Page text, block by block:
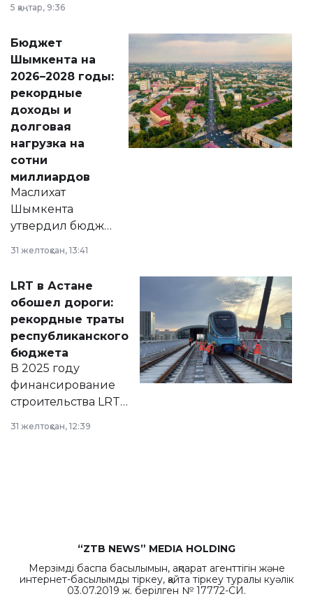
принести
народу
Венесуэлы.
5 қаңтар, 9:36
Бюджет
Шымкента на
2026–2028 годы:
рекордные
доходы и
долговая
нагрузка на
сотни
миллиардов
Маслихат
Шымкента
утвердил бюджет
2028 годы.
документ
появился в базе
нормативных
правовых актов и
на сайте маслихат
города.
31 желтоқсан, 13:41
LRT в Астане
обошел дороги:
рекордные траты
республиканского
бюджета
В 2025 году
финансирование
строительства LRT
республиканского
31 желтоқсан, 12:39
“ZTB NEWS” MEDIA HOLDING
Мерзімді баспа басылымын, ақпарат агенттігін және
интернет-басылымды тіркеу, қайта тіркеу туралы куәлік
03.07.2019 ж. берілген № 17772-СИ.